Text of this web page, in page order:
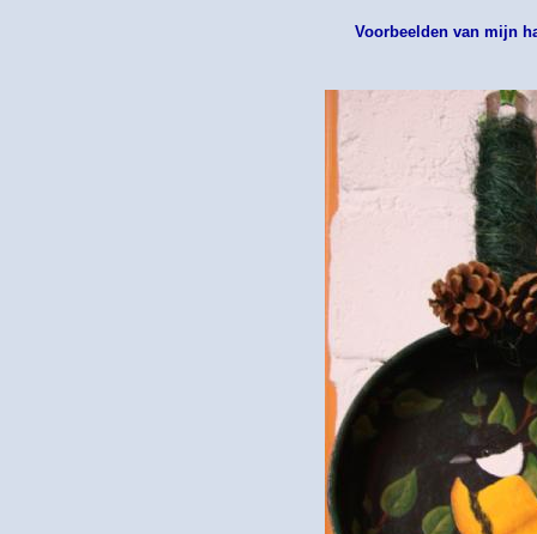
Voorbeelden van mijn